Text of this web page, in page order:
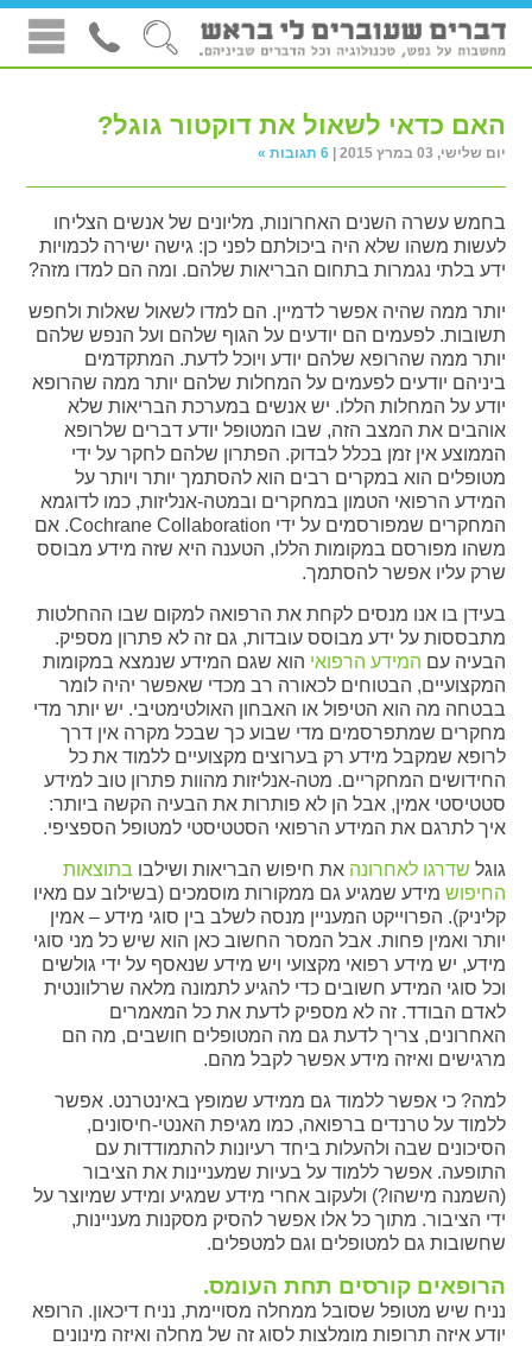
האם כדאי לשאול את דוקטור גוגל?
יום שלישי, 03 במרץ 2015 | 6 תגובות »
בחמש עשרה השנים האחרונות, מליונים של אנשים הצליחו
לעשות משהו שלא היה ביכולתם לפני כן: גישה ישירה לכמויות
ידע בלתי נגמרות בתחום הבריאות שלהם. ומה הם למדו מזה?
יותר ממה שהיה אפשר לדמיין. הם למדו לשאול שאלות ולחפש
תשובות. לפעמים הם יודעים על הגוף שלהם ועל הנפש שלהם
יותר ממה שהרופא שלהם יודע ויוכל לדעת. המתקדמים
ביניהם יודעים לפעמים על המחלות שלהם יותר ממה שהרופא
יודע על המחלות הללו. יש אנשים במערכת הבריאות שלא
אוהבים את המצב הזה, שבו המטופל יודע דברים שלרופא
הממוצע אין זמן בכלל לבדוק. הפתרון שלהם לחקר על ידי
מטופלים הוא במקרים רבים הוא להסתמך יותר ויותר על
המידע הרפואי הטמון במחקרים ובמטה-אנליזות, כמו לדוגמא
המחקרים שמפורסמים על ידי Cochrane Collaboration. אם
משהו מפורסם במקומות הללו, הטענה היא שזה מידע מבוסס
שרק עליו אפשר להסתמך.
בעידן בו אנו מנסים לקחת את הרפואה למקום שבו ההחלטות
מתבססות על ידע מבוסס עובדות, גם זה לא פתרון מספיק.
הבעיה עם המידע הרפואי הוא שגם המידע שנמצא במקומות
המקצועיים, הבטוחים לכאורה רב מכדי שאפשר יהיה לומר
בבטחה מה הוא הטיפול או האבחון האולטימטיבי. יש יותר מדי
מחקרים שמתפרסמים מדי שבוע כך שבכל מקרה אין דרך
לרופא שמקבל מידע רק בערוצים מקצועיים ללמוד את כל
החידושים המחקריים. מטה-אנליזות מהוות פתרון טוב למידע
סטטיסטי אמין, אבל הן לא פותרות את הבעיה הקשה ביותר:
איך לתרגם את המידע הרפואי הסטטיסטי למטופל הספציפי.
גוגל שדרגו לאחרונה את חיפוש הבריאות ושילבו בתוצאות
החיפוש מידע שמגיע גם ממקורות מוסמכים (בשילוב עם מאיו
קליניק). הפרוייקט המעניין מנסה לשלב בין סוגי מידע – אמין
יותר ואמין פחות. אבל המסר החשוב כאן הוא שיש כל מני סוגי
מידע, יש מידע רפואי מקצועי ויש מידע שנאסף על ידי גולשים
וכל סוגי המידע חשובים כדי להגיע לתמונה מלאה שרלוונטית
לאדם הבודד. זה לא מספיק לדעת את כל המאמרים
האחרונים, צריך לדעת גם מה המטופלים חושבים, מה הם
מרגישים ואיזה מידע אפשר לקבל מהם.
למה? כי אפשר ללמוד גם ממידע שמופץ באינטרנט. אפשר
ללמוד על טרנדים ברפואה, כמו מגיפת האנטי-חיסונים,
הסיכונים שבה ולהעלות ביחד רעיונות להתמודדות עם
התופעה. אפשר ללמוד על בעיות שמעניינות את הציבור
(השמנה מישהו?) ולעקוב אחרי מידע שמגיע ומידע שמיוצר על
ידי הציבור. מתוך כל אלו אפשר להסיק מסקנות מעניינות,
שחשובות גם למטופלים וגם למטפלים.
הרופאים קורסים תחת העומס.
נניח שיש מטופל שסובל ממחלה מסויימת, נניח דיכאון. הרופא
יודע איזה תרופות מומלצות לסוג זה של מחלה ואיזה מינונים